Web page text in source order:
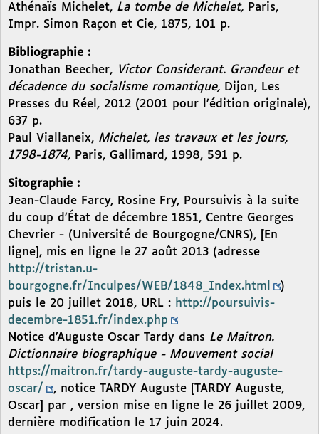
Athénaïs Michelet, La tombe de Michelet, Paris,
Impr. Simon Raçon et Cie, 1875, 101 p.
Bibliographie :
Jonathan Beecher, Victor Considerant. Grandeur et
décadence du socialisme romantique, Dijon, Les
Presses du Réel, 2012 (2001 pour l’édition originale),
637 p.
Paul Viallaneix, Michelet, les travaux et les jours,
1798-1874, Paris, Gallimard, 1998, 591 p.
Sitographie :
Jean-Claude Farcy, Rosine Fry, Poursuivis à la suite
du coup d’État de décembre 1851, Centre Georges
Chevrier - (Université de Bourgogne/CNRS), [En
ligne], mis en ligne le 27 août 2013 (adresse
http://tristan.u-
bourgogne.fr/Inculpes/WEB/1848_Index.html
)
puis le 20 juillet 2018, URL : http://poursuivis-
decembre-1851.fr/index.php
Notice d’Auguste Oscar Tardy dans Le Maitron.
Dictionnaire biographique - Mouvement social
https://maitron.fr/tardy-auguste-tardy-auguste-
oscar/
, notice TARDY Auguste [TARDY Auguste,
Oscar] par , version mise en ligne le 26 juillet 2009,
dernière modification le 17 juin 2024.